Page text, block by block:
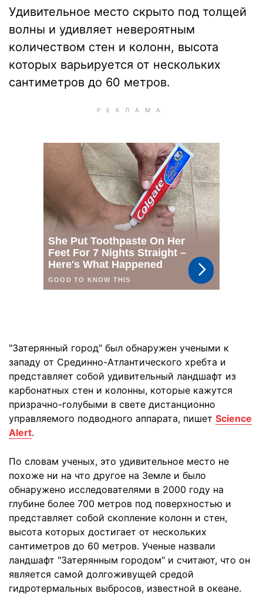
Удивительное место скрыто под толщей
волны и удивляет невероятным
количеством стен и колонн, высота
которых варьируется от нескольких
сантиметров до 60 метров.
"Затерянный город" был обнаружен учеными к
западу от Срединно-Атлантического хребта и
представляет собой удивительный ландшафт из
карбонатных стен и колонны, которые кажутся
призрачно-голубыми в свете дистанционно
управляемого подводного аппарата, пишет Science
Alert.
По словам ученых, это удивительное место не
похоже ни на что другое на Земле и было
обнаружено исследователями в 2000 году на
глубине более 700 метров под поверхностью и
представляет собой скопление колонн и стен,
высота которых достигает от нескольких
сантиметров до 60 метров. Ученые назвали
ландшафт "Затерянным городом" и считают, что он
является самой долгоживущей средой
гидротермальных выбросов, известной в океане.